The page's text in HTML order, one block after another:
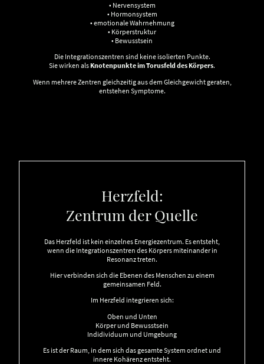
• Nervensystem
• Hormonsystem
• emotionale Wahrnehmung
• Körperstruktur
• Bewusstsein
Die Integrationszentren sind keine isolierten Punkte.
Sie wirken als Knotenpunkte im Torusfeld des Körpers.
Wenn mehrere Zentren gleichzeitig aus dem Gleichgewicht geraten,
entstehen Symptome.
Herzfeld:
Zentrum der Quelle
Das Herzfeld ist kein einzelnes Energiezentrum. Es entsteht,
wenn die Integrationszentren des Körpers miteinander in
Resonanz treten.
Hier verbinden sich die Ebenen des Menschen zu einem
gemeinsamen Feld.
Im Herzfeld integrieren sich:
Oben und Unten
Körper und Bewusstsein
Indidividuum und Umgebung
Es ist der Raum, in dem sich das gesamte System ordnet und
innere Kohärenz entsteht.